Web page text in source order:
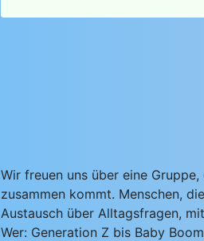
Wir freuen uns über eine
zusammen kommt. Menschen,
Austausch über Alltagsfragen,
Wer: Generation Z bis Baby